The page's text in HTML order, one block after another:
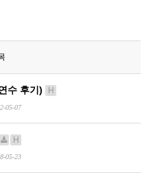
수 후기) H
05-07
H
05-23